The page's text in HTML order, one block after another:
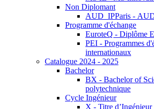
Non Diplomant
AUD_IPParis -
Programme d'échange
EuroteQ - Diplôme
PEI - Programmes
internationaux
Catalogue 2024 - 2025
Bachelor
BX - Bachelor of
polytechnique
Cycle Ingénieur
X - Titre